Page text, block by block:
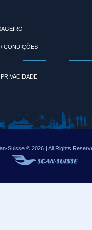
CONDIÇÕES
Suisse © 2026 | All Rights